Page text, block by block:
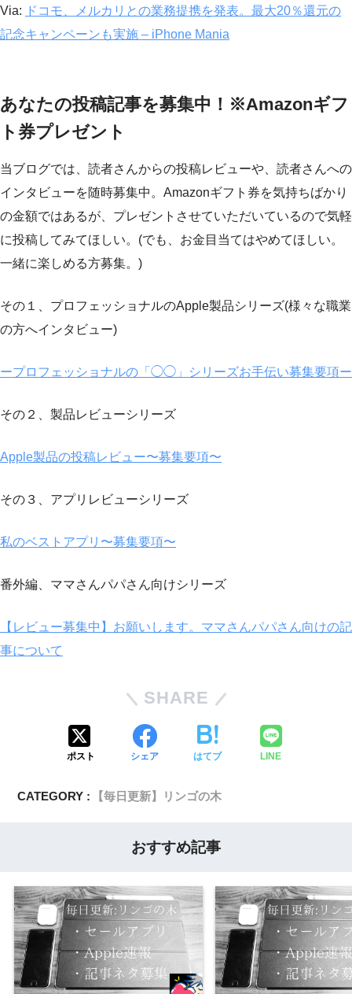
Via: ドコモ、メルカリとの業務提携を発表。最大20％還元の
記念キャンペーンも実施 – iPhone Mania
あなたの投稿記事を募集中！※Amazonギフ
ト券プレゼント
当ブログでは、読者さんからの投稿レビューや、読者さんへの
インタビューを随時募集中。Amazonギフト券を気持ちばかり
の金額ではあるが、プレゼントさせていただいているので気軽
に投稿してみてほしい。(でも、お金目当てはやめてほしい。
一緒に楽しめる方募集。)
その１、プロフェッショナルのApple製品シリーズ(様々な職業
の方へインタビュー)
ープロフェッショナルの「◯◯」シリーズお手伝い募集要項ー
その２、製品レビューシリーズ
Apple製品の投稿レビュー〜募集要項〜
その３、アプリレビューシリーズ
私のベストアプリ〜募集要項〜
番外編、ママさんパパさん向けシリーズ
【レビュー募集中】お願いします。ママさんパパさん向けの記
事について
SHARE
ポスト シェア はてブ LINE
CATEGORY : 【毎日更新】リンゴの木
おすすめ記事